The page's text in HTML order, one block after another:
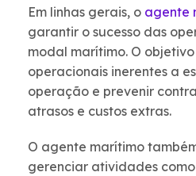
Em linhas gerais, o agente
garantir o sucesso das
modal marítimo. O
operacionais inerentes a
operação e prevenir
atrasos e custos extras.
O agente marítimo
gerenciar atividades